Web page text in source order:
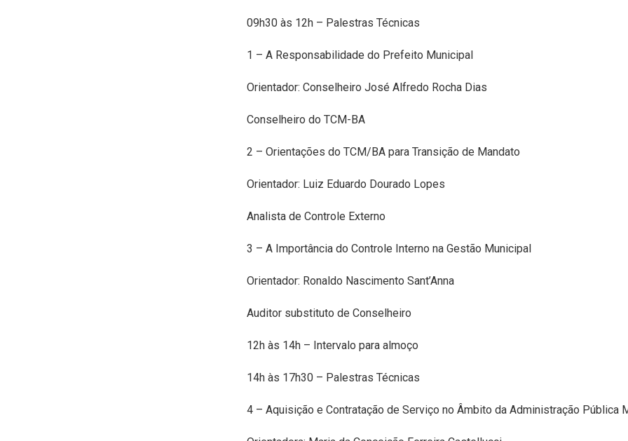
09h30 às 12h – Palestras Técnicas
1 – A Responsabilidade do Prefeito Municipal
Orientador: Conselheiro José Alfredo Rocha Dias
Conselheiro do TCM-BA
2 – Orientações do TCM/BA para Transição de Mandato
Orientador: Luiz Eduardo Dourado Lopes
Analista de Controle Externo
3 – A Importância do Controle Interno na Gestão Municipal
Orientador: Ronaldo Nascimento Sant’Anna
Auditor substituto de Conselheiro
12h às 14h – Intervalo para almoço
14h às 17h30 – Palestras Técnicas
4 – Aquisição e Contratação de Serviço no Âmbito da Administração Pública